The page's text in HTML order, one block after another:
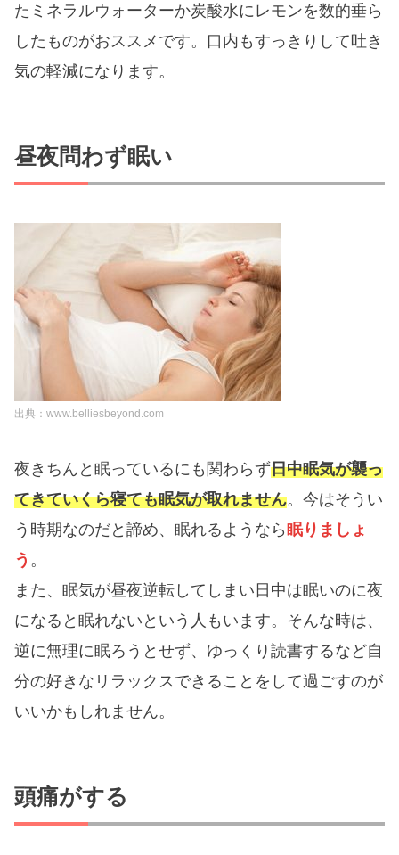
たミネラルウォーターか炭酸水にレモンを数的垂ら
したものがおススメです。口内もすっきりして吐き
気の軽減になります。
昼夜問わず眠い
出典：www.belliesbeyond.com
夜きちんと眠っているにも関わらず日中眠気が襲っ
てきていくら寝ても眠気が取れません。今はそうい
う時期なのだと諦め、眠れるようなら眠りましょ
う 。
また、眠気が昼夜逆転してしまい日中は眠いのに夜
になると眠れないという人もいます。そんな時は、
逆に無理に眠ろうとせず、ゆっくり読書するなど自
分の好きなリラックスできることをして過ごすのが
いいかもしれません。
頭痛がする